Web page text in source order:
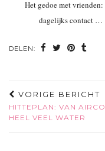
Het gedoe met vrienden:
dagelijks contact …
DELEN:
VORIGE BERICHT
HITTEPLAN: VAN
HEEL VEEL WATER